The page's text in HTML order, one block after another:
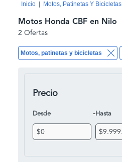
Inicio Motos, Patinetas Y Bicicletas
Motos, patinetas y bicicletas
Motos Honda CBF en Nilo
2 Ofertas
Precio
Desde -Hasta